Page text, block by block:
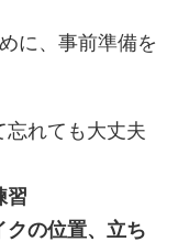
に、事前準備を
忘れても大丈夫
習
の位置、立ち